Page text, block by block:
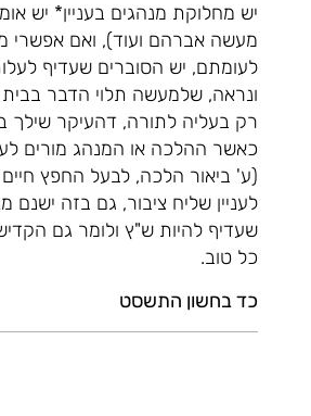
יש מחלוקת מנהגים בעניין* יש
מעשה אברהם ועוד), ואם אפשרי
לעומתם, יש הסוברים שעדיף
ונראה, שלמעשה תלוי הדבר בבית
רק בעליה לתורה, דהעיקר שילך
כאשר ההלכה או המנהג מורים
(ע' ביאור הלכה, לבעל החפץ חיים
לעניין שליח ציבור, גם בזה ישנם
שעדיף להיות ש"ץ ולומר גם
כל טוב.
כד בחשון התשסט